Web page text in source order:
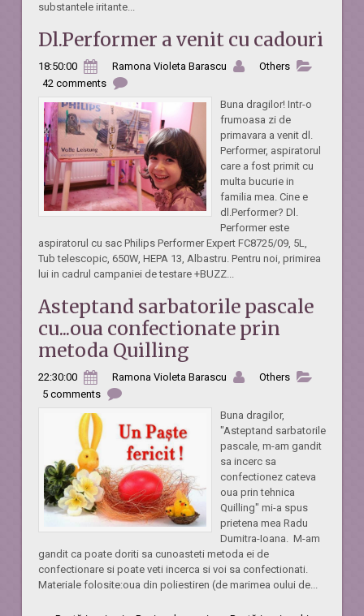
substantele iritante...
Dl.Performer a venit cu cadouri
18:50:00 Ramona Violeta Barascu
Others
42 comments
Buna dragilor! Intr-o
frumoasa zi de
primavara a venit dl.
Performer, aspiratorul
care a fost primit cu
multa bucurie in
familia mea. Cine e
dl.Performer? Dl.
Performer este
aspiratorul cu sac Philips Performer Expert FC8725/09, 5L,
Tub telescopic, 650W, HEPA 13, Albastru. Pentru noi, primirea
lui in cadrul campaniei de testare +BUZZ...
Asteptand sarbatorile pascale
cu...oua confectionate prin
metoda Quilling
22:30:00 Ramona Violeta Barascu
Others
5 comments
Buna dragilor,
"Asteptand sarbatorile
pascale, m-am gandit
sa incerc sa
confectionez cateva
oua prin tehnica
Quilling" mi-a spus
prietena mea Radu
Dumitra-Ioana. M-am
gandit ca poate doriti sa cunoasteti metoda ei de
confectionare si poate veti incerca si voi sa confectionati.
Materiale folosite:oua din poliestiren (de marimea oului de...